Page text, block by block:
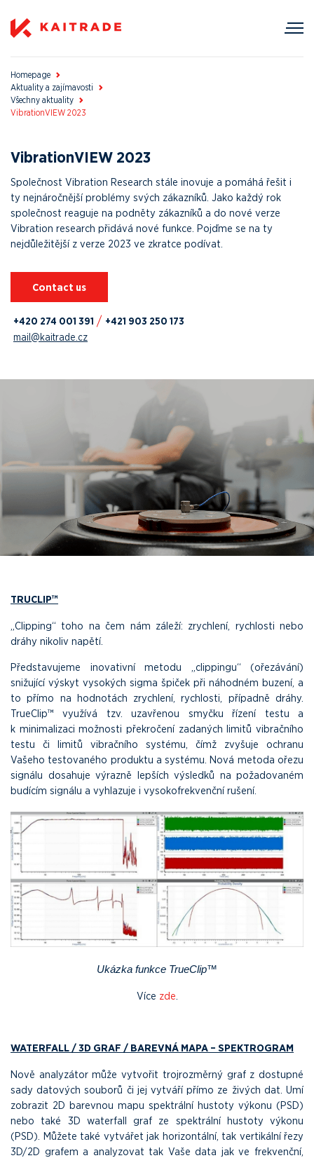
Homepage
Aktuality a zajímavosti
Všechny aktuality
VibrationVIEW 2023
VibrationVIEW 2023
Společnost Vibration Research stále inovuje a pomáhá řešit i
ty nejnáročnější problémy svých zákazníků. Jako každý rok
společnost reaguje na podněty zákazníků a do nové verze
Vibration research přidává nové funkce. Pojďme se na ty
nejdůležitější z verze 2023 ve zkratce podívat.
Contact us
+420 274 001 391 +421 903 250 173
mail@kaitrade.cz
TRUCLIP™
„Clipping“ toho na čem nám záleží: zrychlení, rychlosti nebo
dráhy nikoliv napětí.
Představujeme inovativní metodu „clippingu“ (ořezávání)
snižující výskyt vysokých sigma špiček při náhodném buzení, a
to přímo na hodnotách zrychlení, rychlosti, případně dráhy.
TrueClip™ využívá tzv. uzavřenou smyčku řízení testu a
k minimalizaci možnosti překročení zadaných limitů vibračního
testu či limitů vibračního systému, čímž zvyšuje ochranu
Vašeho testovaného produktu a systému. Nová metoda ořezu
signálu dosahuje výrazně lepších výsledků na požadovaném
budícím signálu a vyhlazuje i vysokofrekvenční rušení.
Ukázka funkce TrueClip™
Více zde
WATERFALL / 3D GRAF / BAREVNÁ MAPA – SPEKTROGRAM
Nově analyzátor může vytvořit trojrozměrný graf z dostupné
sady datových souborů či jej vytváří přímo ze živých dat. Umí
zobrazit 2D barevnou mapu spektrální hustoty výkonu (PSD)
nebo také 3D waterfall graf ze spektrální hustoty výkonu
(PSD). Můžete také vytvářet jak horizontální, tak vertikální řezy
3D/2D grafem a analyzovat tak Vaše data jak ve frekvenční,